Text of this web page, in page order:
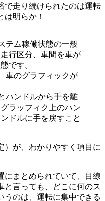
で走り続けられたのは運転
明らか！
テム稼働状態の一般
行区分、車間を車が
です。
車のグラフィックが
ハンドルから手を離
ラッフィク上のハン
ドルに手を戻すこと
）が、わかりやすく項目に
にまとめられていて、目線
言っても、どこに何のス
うのは、運転に集中できる